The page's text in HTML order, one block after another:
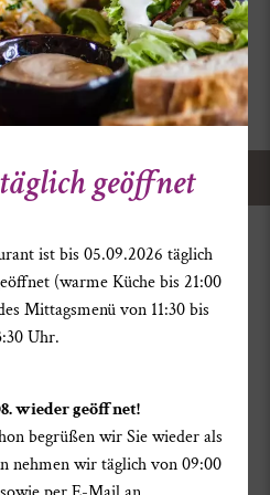
geöffnet
ist bis 05.09.2026 täglich
(warme Küche bis 21:00
Mittagsmenü von 11:30 bis
Uhr.
wieder geöffnet!
begrüßen wir Sie wieder als
nehmen wir täglich von 09:00
> Informationen
VALENTIN
Sölden · Austria